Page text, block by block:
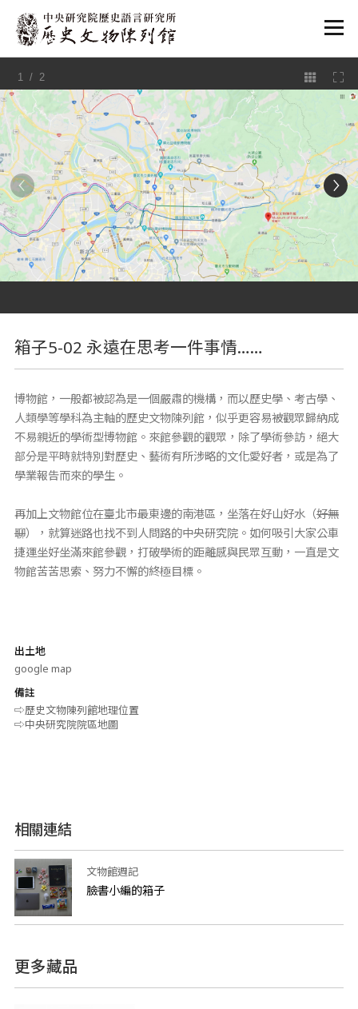
:::
1 / 2
箱子5-02 永遠在思考一件事情……
博物館，一般都被認為是一個嚴肅的機構，而以歷史學、考古學、
人類學等學科為主軸的歷史文物陳列館，似乎更容易被觀眾歸納成
不易親近的學術型博物館。來館參觀的觀眾，除了學術參訪，絕大
部分是平時就特別對歷史、藝術有所涉略的文化愛好者，或是為了
學業報告而來的學生。
再加上文物館位在臺北市最東邊的南港區，坐落在好山好水（好無
聊），就算迷路也找不到人問路的中央研究院。如何吸引大家公車
捷運坐好坐滿來館參觀，打破學術的距離感與民眾互動，一直是文
物館苦苦思索、努力不懈的終極目標。
出土地
google map
備註
⇨歷史文物陳列館地理位置
⇨中央研究院院區地圖
相關連結
文物館週記
臉書小編的箱子
更多藏品